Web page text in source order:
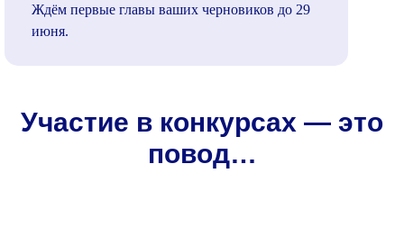
Ждём первые главы ваших черновиков до 29
июня.
Участие в конкурсах — это
повод…